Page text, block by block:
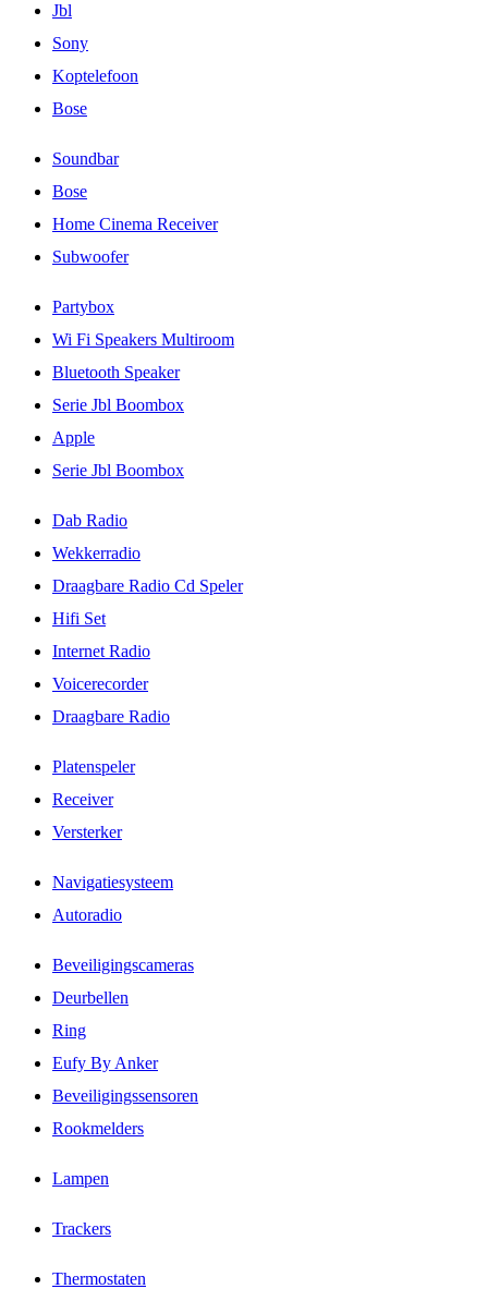
Jbl
Sony
Koptelefoon
Bose
Soundbar
Bose
Home Cinema Receiver
Subwoofer
Partybox
Wi Fi Speakers Multiroom
Bluetooth Speaker
Serie Jbl Boombox
Apple
Serie Jbl Boombox
Dab Radio
Wekkerradio
Draagbare Radio Cd Speler
Hifi Set
Internet Radio
Voicerecorder
Draagbare Radio
Platenspeler
Receiver
Versterker
Navigatiesysteem
Autoradio
Beveiligingscameras
Deurbellen
Ring
Eufy By Anker
Beveiligingssensoren
Rookmelders
Lampen
Trackers
Thermostaten